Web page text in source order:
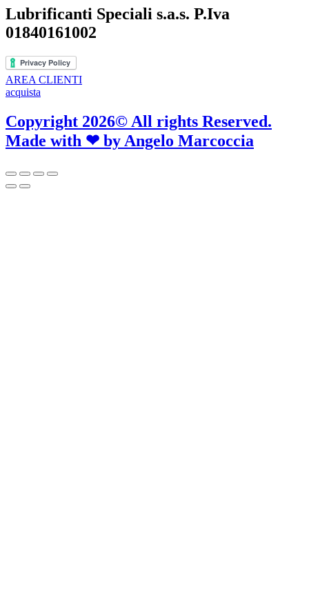
Lubrificanti Speciali s.a.s. P.Iva
01840161002
AREA CLIENTI
acquista
Copyright 2026© All rights Reserved.
Made with ❤ byAngelo Marcoccia